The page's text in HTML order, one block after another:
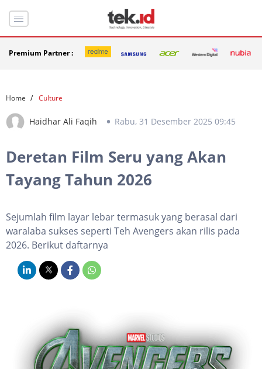
Premium Partner :
Home Culture
Haidhar Ali Faqih Rabu, 31 Desember 2025 09:45
Deretan Film Seru yang Akan
Tayang Tahun 2026
Sejumlah film layar lebar termasuk yang berasal dari
waralaba sukses seperti Teh Avengers akan rilis pada
2026. Berikut daftarnya